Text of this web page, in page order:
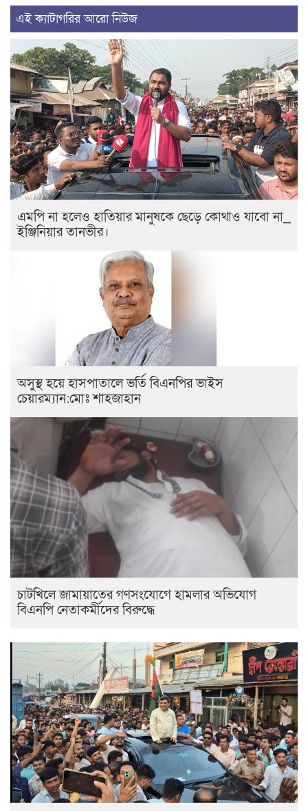
এই ক্যাটাগরির আরো নিউজ
এমপি না হলেও হাতিয়ার মানুষকে ছেড়ে কোথাও যাবো না_
ইঞ্জিনিয়ার তানভীর।
অসুস্থ হয়ে হাসপাতালে ভর্তি বিএনপির ভাইস
চেয়ারম্যান:মোঃ শাহজাহান
চাটখিলে জামায়াতের গণসংযোগে হামলার অভিযোগ
বিএনপি নেতাকর্মীদের বিরুদ্ধে